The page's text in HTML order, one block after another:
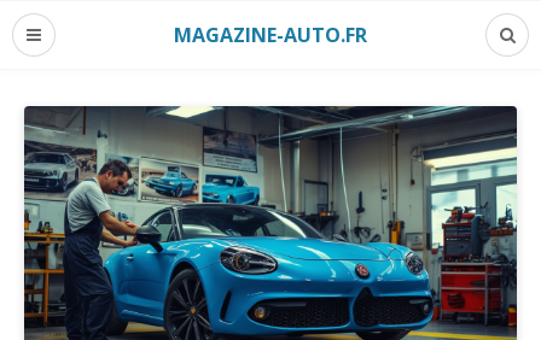
MAGAZINE-AUTO.FR